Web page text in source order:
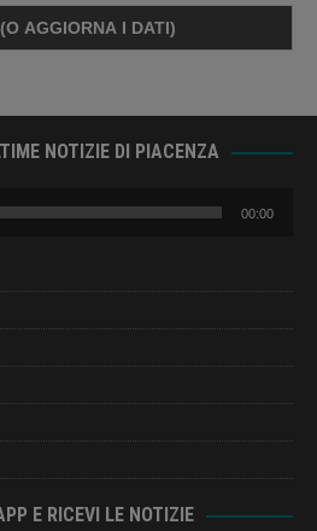
NOTIZIE DI PIACENZA
00:00
E RICEVI LE NOTIZIE